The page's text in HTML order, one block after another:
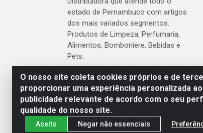
O nosso site coleta cookies próprios e de
proporcionar uma experiência personalizada
publicidade relevante de acordo com o seu
qualidade do nosso site.
Aceito Negar não essenciais
estado de Pernambuco com artigos
dos mais variados segmentos:
Produtos de Limpeza, Perfumaria,
Alimentos, Bomboniere, Bebidas e
Pets.
Cardeal